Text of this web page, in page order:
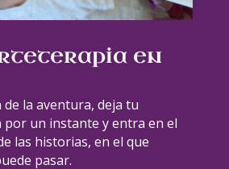
en
de la aventura, deja tu
por un instante y entra en el
las historias, en el que
pasar.